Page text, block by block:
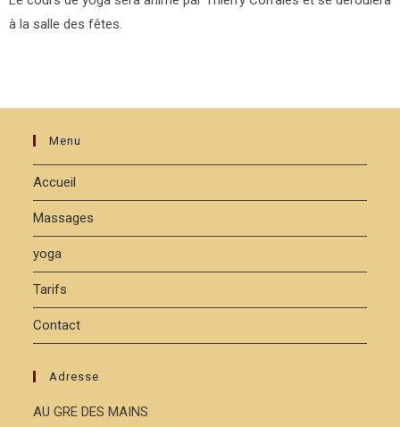
à la salle des fêtes.
Menu
Accueil
Massages
yoga
Tarifs
Contact
Adresse
AU GRE DES MAINS